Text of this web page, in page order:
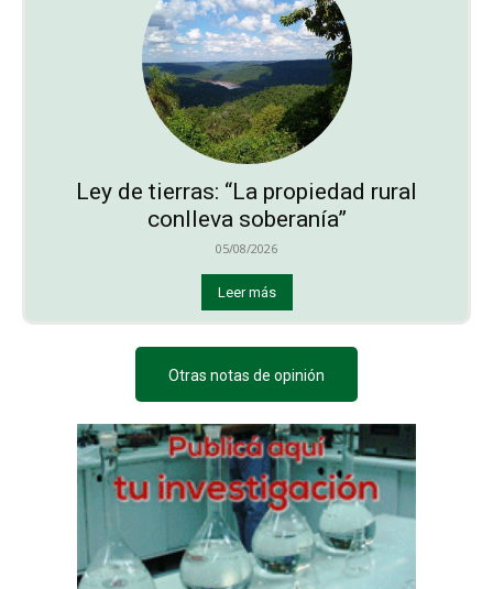
Ley de tierras: “La propiedad rural
conlleva soberanía”
05/08/2026
Leer más
Otras notas de opinión